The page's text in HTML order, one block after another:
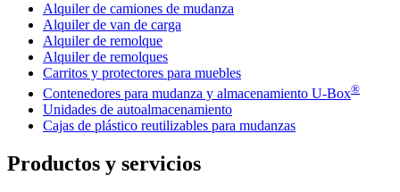
Alquiler de camiones de mudanza
Alquiler de van de carga
Alquiler de remolque
Alquiler de remolques
Carritos y protectores para muebles
Contenedores para mudanza y almacenamiento U-Box®
Unidades de autoalmacenamiento
Cajas de plástico reutilizables para mudanzas
Productos y servicios